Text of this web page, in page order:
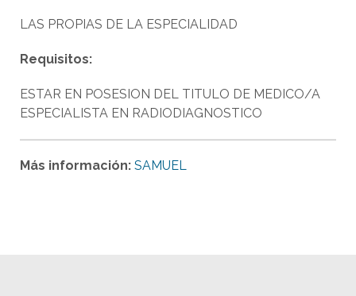
LAS PROPIAS DE LA ESPECIALIDAD
Requisitos:
ESTAR EN POSESION DEL TITULO DE MEDICO/A
ESPECIALISTA EN RADIODIAGNOSTICO
Más información: SAMUEL